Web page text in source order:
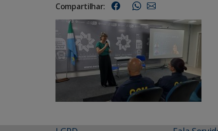
Compartilhar: